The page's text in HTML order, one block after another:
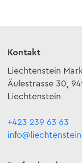
Kontakt
Liechtenstein
Äulestrasse 30,
Liechtenstein
+423 239 63 63